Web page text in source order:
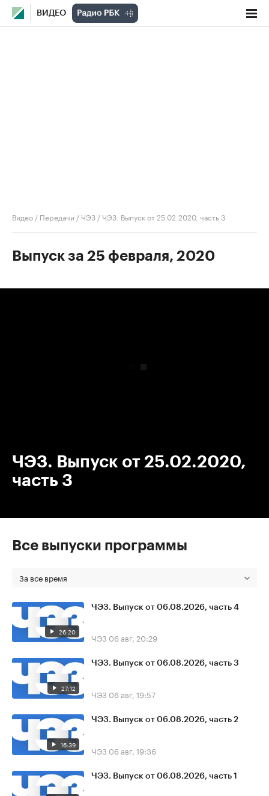
ВИДЕО
Видео / Передачи /ЧЭЗ /ЧЭЗ. Выпуск от 25.02.2020, часть 3
Выпуск за 25 февраля, 2020
ЧЭЗ. Выпуск от 25.02.2020,
часть 3
Все выпуски программы
За все время
26:20
ЧЭЗ. Выпуск от 06.08.2026, часть 4
ЧЭЗ 06 авг, 20:29
27:12
ЧЭЗ. Выпуск от 06.08.2026, часть 3
ЧЭЗ 06 авг, 19:57
16:39
ЧЭЗ. Выпуск от 06.08.2026, часть 2
ЧЭЗ 06 авг, 19:36
ЧЭЗ. Выпуск от 06.08.2026, часть 1